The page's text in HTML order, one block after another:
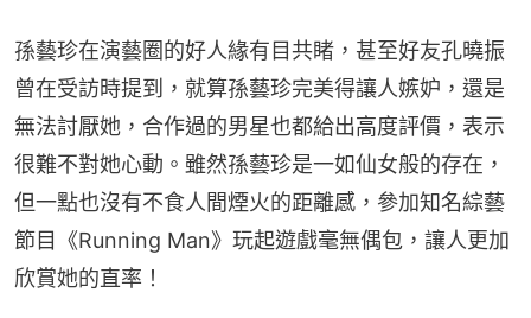
孫藝珍在演藝圈的好人緣有目共睹，甚至好友孔曉振
曾在受訪時提到，就算孫藝珍完美得讓人嫉妒，還是
無法討厭她，合作過的男星也都給出高度評價，表示
很難不對她心動。雖然孫藝珍是一如仙女般的存在，
但一點也沒有不食人間煙火的距離感，參加知名綜藝
節目《Running Man》玩起遊戲毫無偶包，讓人更加
欣賞她的直率！